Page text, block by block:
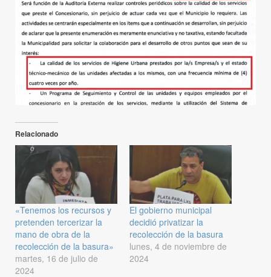
Relacionado
«Tenemos los recursos y
pretenden tercerizar la
mano de obra de la
recolección de la basura»
martes, 16 de julio de
2024
El gobierno municipal
decidió privatizar la
recolección de la basura
lunes, 4 de noviembre de
2024